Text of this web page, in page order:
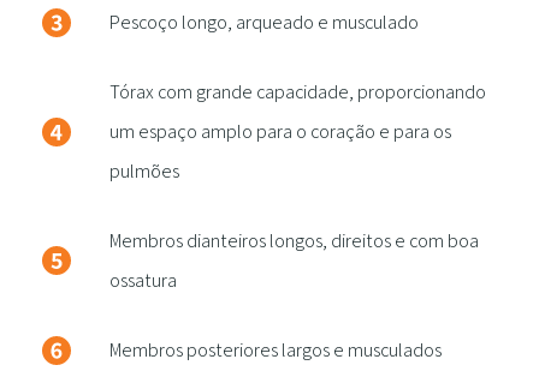
Pescoço longo, arqueado e musculado
Tórax com grande capacidade, proporcionando
um espaço amplo para o coração e para os
pulmões
Membros dianteiros longos, direitos e com boa
ossatura
Membros posteriores largos e musculados